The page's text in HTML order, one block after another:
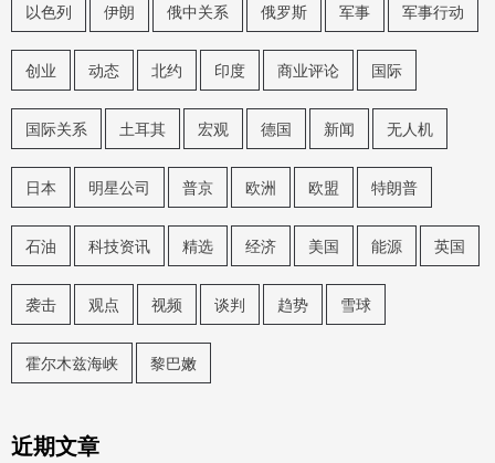
以色列 伊朗 俄中关系 俄罗斯 军事 军事行动
创业 动态 北约 印度 商业评论 国际
国际关系 土耳其 宏观 德国 新闻 无人机
日本 明星公司 普京 欧洲 欧盟 特朗普
石油 科技资讯 精选 经济 美国 能源 英国
袭击 观点 视频 谈判 趋势 雪球
霍尔木兹海峡 黎巴嫩
近期文章